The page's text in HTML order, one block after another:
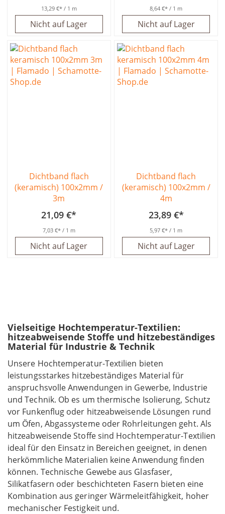
13,29 € / 1 m
Nicht auf Lager
8,64 € / 1 m
Nicht auf Lager
Dichtband flach
(keramisch) 100x2mm /
3m
21,09 €
7,03 € / 1 m
Nicht auf Lager
Dichtband flach
(keramisch) 100x2mm /
4m
23,89 €
5,97 € / 1 m
Nicht auf Lager
Vielseitige Hochtemperatur-Textilien:
hitzeabweisende Stoffe und hitzebeständiges
Material für Industrie & Technik
Unsere Hochtemperatur-Textilien bieten
leistungsstarkes hitzebeständiges Material für
anspruchsvolle Anwendungen in Gewerbe, Industrie
und Technik. Ob es um thermische Isolierung, Schutz
vor Funkenflug oder hitzeabweisende Lösungen rund
um Öfen, Abgassysteme oder Rohrleitungen geht. Als
hitzeabweisende Stoffe sind Hochtemperatur-Textilien
ideal für den Einsatz in Bereichen geeignet, in denen
herkömmliche Materialien keine Anwendung finden
können. Technische Gewebe aus Glasfaser,
Silikatfasern oder beschichteten Fasern bieten eine
Kombination aus geringer Wärmeleitfähigkeit, hoher
mechanischer Festigkeit und.